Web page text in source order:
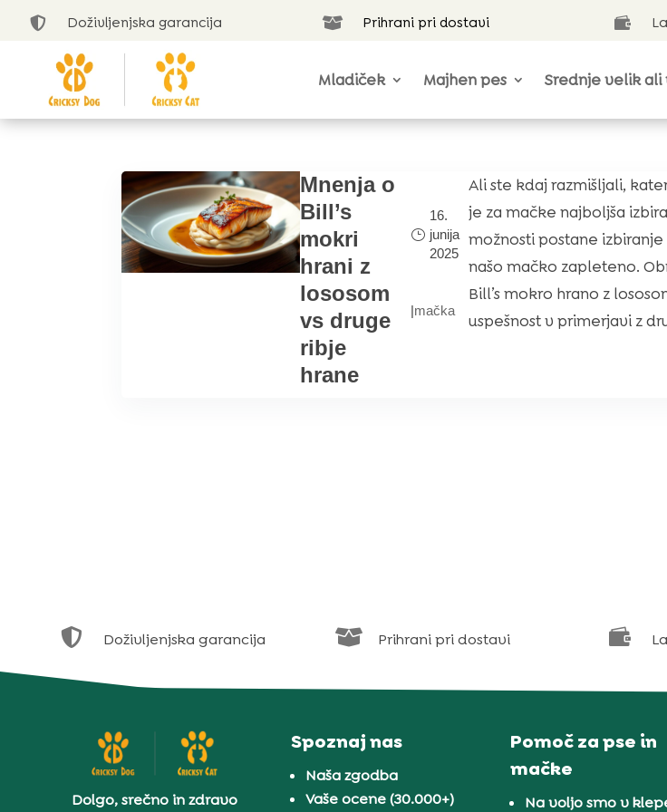
 Doživljenjska garancija  Prihrani pri dostavi 
Mladiček Majhen pes Srednje velik ali
Mnenja o
Bill’s
mokri
hrani z
lososom
vs druge
ribje
hrane
16.
junija
2025
|mačka
Ali ste kdaj razmišljali,
je za mačke najboljša
možnosti postane
našo mačko zapleteno.
Bill’s mokro hrano z
uspešnost v primerjavi z
 Doživljenjska garancija  Prihrani pri dostavi 
Dolgo, srečno in zdravo
Spoznaj nas
Naša zgodba
Vaše ocene (30.000+)
Pomoč za pse in
mačke
Na voljo smo v